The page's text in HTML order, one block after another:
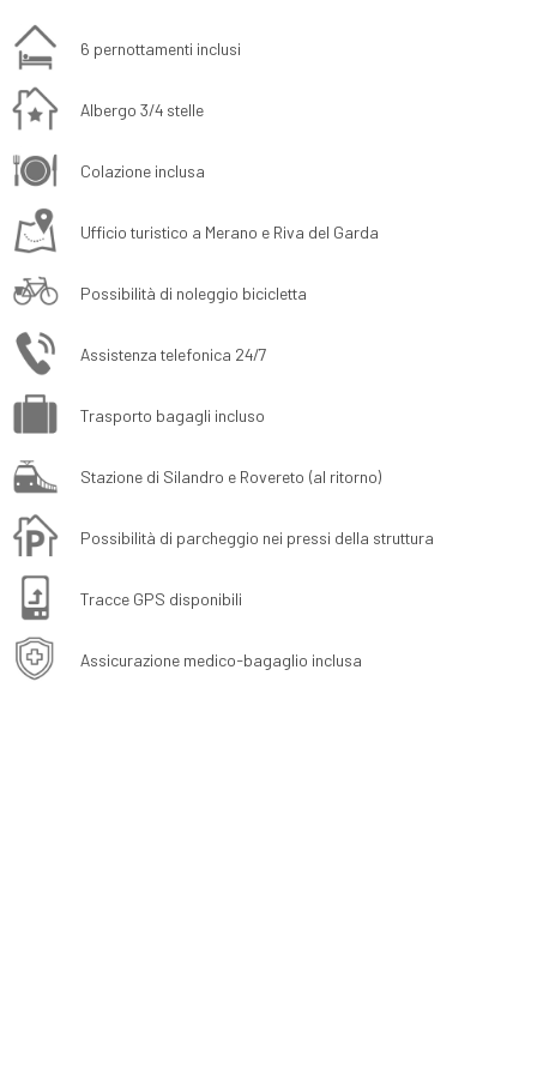
6 pernottamenti inclusi
Albergo 3/4 stelle
Colazione inclusa
Ufficio turistico a Merano e Riva del Garda
Possibilità di noleggio bicicletta
Assistenza telefonica 24/7
Trasporto bagagli incluso
Stazione di Silandro e Rovereto (al ritorno)
Possibilità di parcheggio nei pressi della struttura
Tracce GPS disponibili
Assicurazione medico-bagaglio inclusa